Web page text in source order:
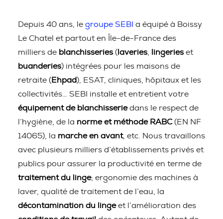
Depuis 40 ans, le groupe SEBI a équipé à Boissy
Le Chatel et partout en Île-de-France des
milliers de blanchisseries ( laveries lingeries et
buanderies) intégrées pour les maisons de
retraite (Ehpad), ESAT, cliniques, hôpitaux et les
collectivités… SEBI installe et entretient votre
équipement de blanchisseriedans le respect de
l’hygiène, de la norme et méthode RABC(EN NF
14065), la marche en avant, etc. Nous travaillons
avec plusieurs milliers d’établissements privés et
publics pour assurer la productivité en terme de
traitement du linge; ergonomie des machines à
laver, qualité de traitement de l’eau, la
décontamination du lingeet l’amélioration des